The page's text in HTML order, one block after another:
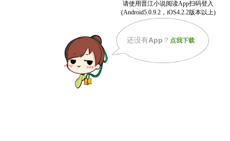
还没有App ？ 点我下载